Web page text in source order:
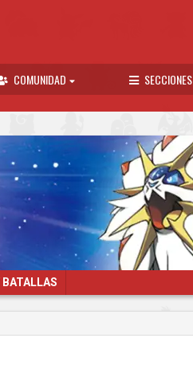
COMUNIDAD SECCIONES
BATALLAS